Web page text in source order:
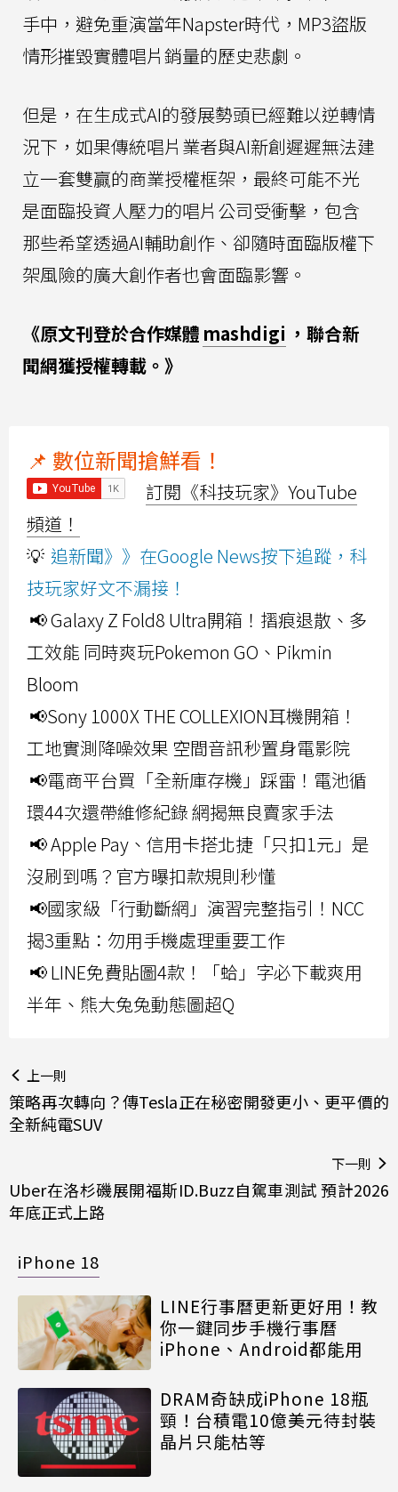
手中，避免重演當年Napster時代，MP3盜版
情形摧毀實體唱片銷量的歷史悲劇。
但是，在生成式AI的發展勢頭已經難以逆轉情
況下，如果傳統唱片業者與AI新創遲遲無法建
立一套雙贏的商業授權框架，最終可能不光
是面臨投資人壓力的唱片公司受衝擊，包含
那些希望透過AI輔助創作、卻隨時面臨版權下
架風險的廣大創作者也會面臨影響。
《原文刊登於合作媒體 mashdigi ，聯合新
聞網獲授權轉載。》
📌 數位新聞搶鮮看！
訂閱《科技玩家》YouTube
頻道！
💡 追新聞》》在Google News按下追蹤，科
技玩家好文不漏接！
📢 Galaxy Z Fold8 Ultra開箱！摺痕退散、多
工效能 同時爽玩Pokemon GO、Pikmin
Bloom
📢Sony 1000X THE COLLEXION耳機開箱！
工地實測降噪效果 空間音訊秒置身電影院
📢電商平台買「全新庫存機」踩雷！電池循
環44次還帶維修紀錄 網揭無良賣家手法
📢 Apple Pay、信用卡搭北捷「只扣1元」是
沒刷到嗎？官方曝扣款規則秒懂
📢國家級「行動斷網」演習完整指引！NCC
揭3重點：勿用手機處理重要工作
📢 LINE免費貼圖4款！「蛤」字必下載爽用
半年、熊大兔兔動態圖超Q
上一則
策略再次轉向？傳Tesla正在秘密開發更小、更平價的
全新純電SUV
下一則
Uber在洛杉磯展開福斯ID.Buzz自駕車測試 預計2026
年底正式上路
iPhone 18
LINE行事曆更新更好用！教
你一鍵同步手機行事曆
iPhone、Android都能用
DRAM奇缺成iPhone 18瓶
頸！台積電10億美元待封裝
晶片只能枯等